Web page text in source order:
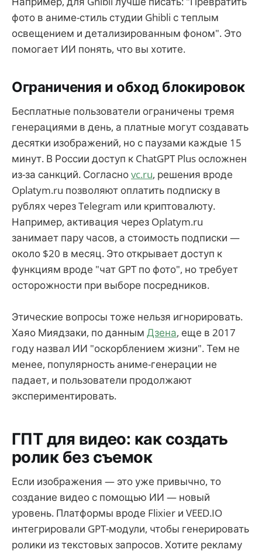
фото в аниме-стиль студии Ghibli с теплым
освещением и детализированным фоном". Это
помогает ИИ понять, что вы хотите.
Ограничения и обход блокировок
Бесплатные пользователи ограничены тремя
генерациями в день, а платные могут создавать
десятки изображений, но с паузами каждые 15
минут. В России доступ к ChatGPT Plus осложнен
из-за санкций. Согласноvc.ru, решения вроде
Oplatym.ru позволяют оплатить подписку в
рублях через Telegram или криптовалюту.
Например, активация через Oplatym.ru
занимает пару часов, а стоимость подписки —
около $20 в месяц. Это открывает доступ к
функциям вроде "чат GPT по фото", но требует
осторожности при выборе посредников.
Этические вопросы тоже нельзя игнорировать.
Хаяо Миядзаки, по данным Дзена, еще в 2017
году назвал ИИ "оскорблением жизни". Тем не
менее, популярность аниме-генерации не
падает, и пользователи продолжают
экспериментировать.
ГПТ для видео: как создать
ролик без съемок
Если изображения — это уже привычно, то
создание видео с помощью ИИ — новый
уровень. Платформы вроде Flixier и VEED.IO
интегрировали GPT-модули, чтобы генерировать
ролики из текстовых запросов. Хотите рекламу